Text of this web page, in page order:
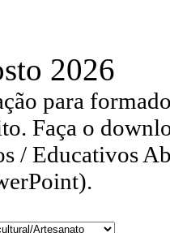
2026
para
Faça o
/ Educativos